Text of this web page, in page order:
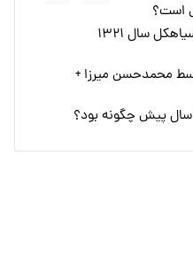
است؟
تصاویری از بازار سنتی قدیم سیاهکل سال ۱۳۲۱
محمدحسن میرزا +